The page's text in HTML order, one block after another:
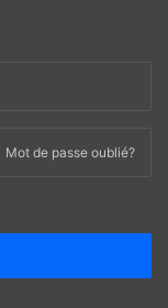
Mot de passe oublié?